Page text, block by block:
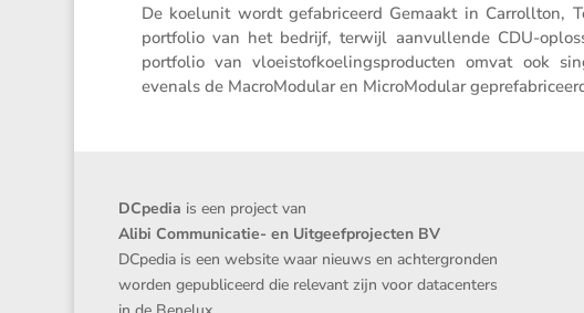
De koelunit wordt gefabri­ceerd Gemaakt in Carrollton,
portfolio van het bedrijf, terwijl aanvul­lende CDU-
portfolio van vloei­stof­koe­lings­pro­ducten omvat ook
evenals de Macro­Mo­dular en Micro­Mo­dular
DCpedia is een project van
Alibi Communicatie- en Uitgeefprojecten BV
DCpedia is een website waar nieuws en achtergronden
worden gepubliceerd die relevant zijn voor datacenters